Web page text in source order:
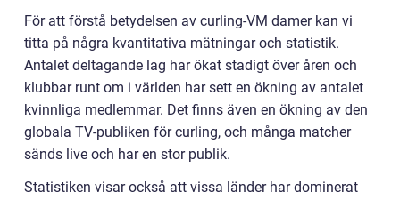
För att förstå betydelsen av curling-VM damer kan vi
titta på några kvantitativa mätningar och statistik.
Antalet deltagande lag har ökat stadigt över åren och
klubbar runt om i världen har sett en ökning av antalet
kvinnliga medlemmar. Det finns även en ökning av den
globala TV-publiken för curling, och många matcher
sänds live och har en stor publik.
Statistiken visar också att vissa länder har dominerat